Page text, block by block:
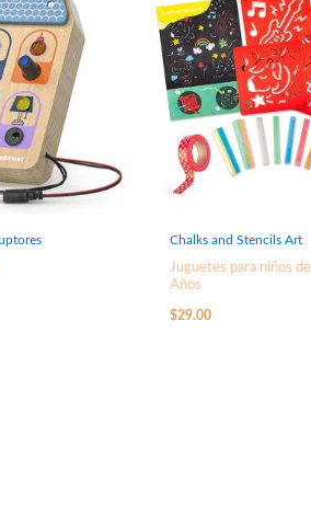
Chalks and Stencils Art
Juguetes para niños
Años
$29.00